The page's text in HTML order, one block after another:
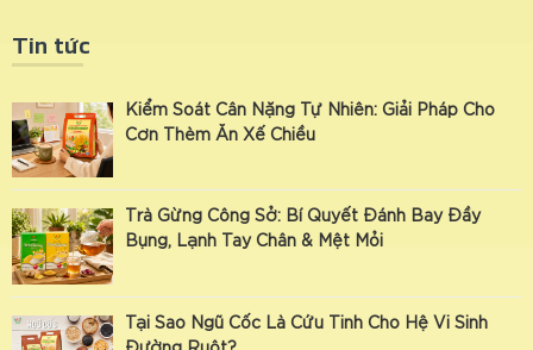
Tin tức
Kiểm Soát Cân Nặng Tự Nhiên: Giải Pháp Cho
Cơn Thèm Ăn Xế Chiều
Trà Gừng Công Sở: Bí Quyết Đánh Bay Đầy
Bụng, Lạnh Tay Chân & Mệt Mỏi
Tại Sao Ngũ Cốc Là Cứu Tinh Cho Hệ Vi Sinh